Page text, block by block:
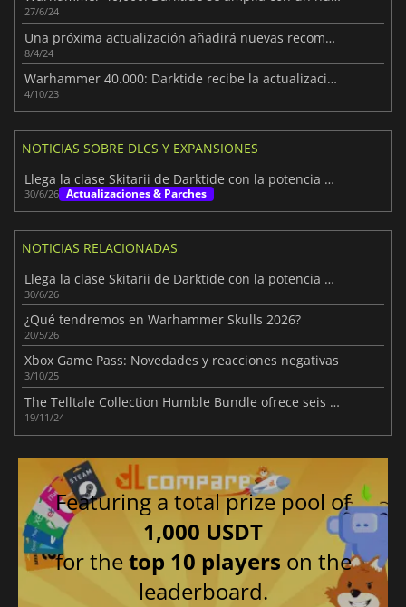
27/6/24
Una próxima actualización añadirá nuevas recompensas a Darktide
8/4/24
Warhammer 40.000: Darktide recibe la actualización que necesitaba
4/10/23
NOTICIAS SOBRE DLCS Y EXPANSIONES
Llega la clase Skitarii de Darktide con la potencia de fuego del Mechanicus
30/6/26 Actualizaciones & Parches
NOTICIAS RELACIONADAS
Llega la clase Skitarii de Darktide con la potencia de fuego del Mechanicus
30/6/26
¿Qué tendremos en Warhammer Skulls 2026?
20/5/26
Xbox Game Pass: Novedades y reacciones negativas
3/10/25
The Telltale Collection Humble Bundle ofrece seis populares juegos a un precio considerablemente reducido
19/11/24
Featuring a total prize pool of
1,000 USDT
for thetop 10 players on the
leaderboard.